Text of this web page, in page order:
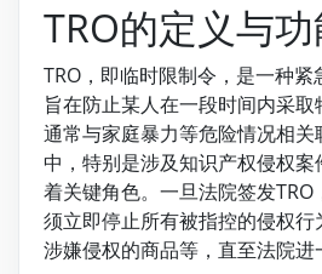
TRO的定义与
TRO，即临时限制令，是一种紧
旨在防止某人在一段时间内采
通常与家庭暴力等危险情况相
中，特别是涉及知识产权侵权案
着关键角色。一旦法院签发
须立即停止所有被指控的侵权
涉嫌侵权的商品等，直至法院进